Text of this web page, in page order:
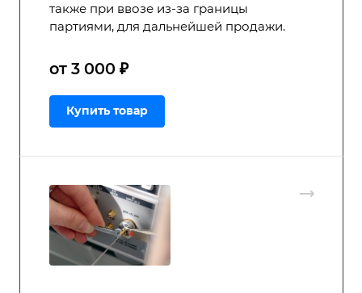
также при ввозе из-за границы
партиями, для дальнейшей продажи.
от 3 000 ₽
Купить товар